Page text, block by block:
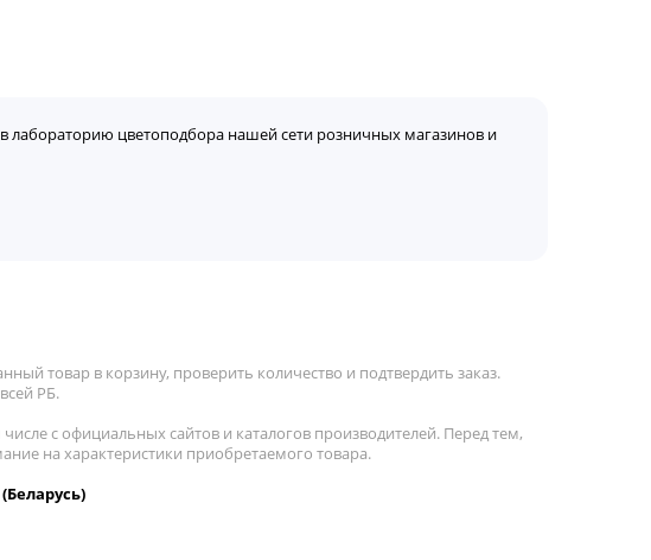
цветоподбора нашей сети розничных магазинов и
товар в корзину, проверить количество и подтвердить заказ.
РБ.
с официальных сайтов и каталогов производителей. Перед тем,
на характеристики приобретаемого товара.